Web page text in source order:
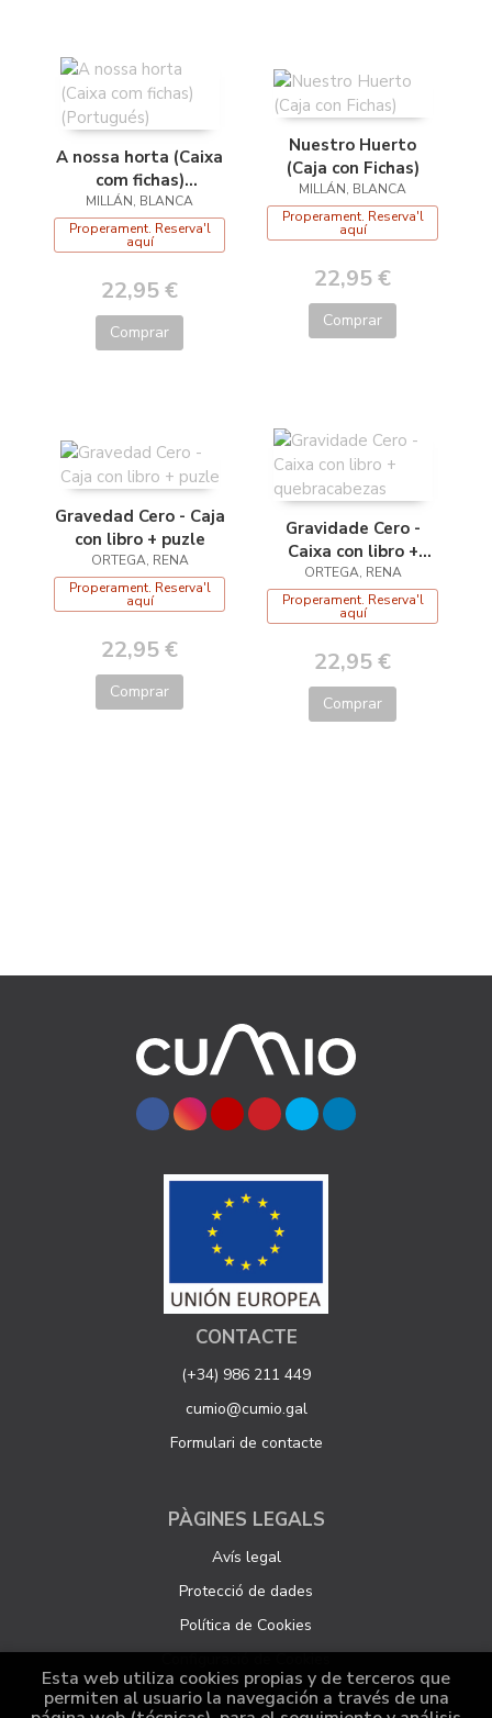
A nossa horta (Caixa
com fichas)
(Portugués)
MILLÁN, BLANCA
Properament. Reserva'l
aquí
22,95 €
Comprar
Nuestro Huerto
(Caja con Fichas)
MILLÁN, BLANCA
Properament. Reserva'l
aquí
22,95 €
Comprar
Gravedad Cero - Caja
con libro + puzle
ORTEGA, RENA
Properament. Reserva'l
aquí
22,95 €
Comprar
Gravidade Cero -
Caixa con libro +
quebracabezas
ORTEGA, RENA
Properament. Reserva'l
aquí
22,95 €
Comprar
CONTACTE
(+34) 986 211 449
cumio@cumio.gal
Formulari de contacte
PÀGINES LEGALS
Avís legal
Protecció de dades
Política de Cookies
Configuració de Cookies
Esta web utiliza cookies propias y de terceros que
permiten al usuario la navegación a través de una